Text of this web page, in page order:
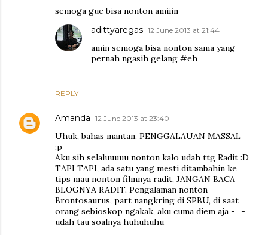
semoga gue bisa nonton amiiin
REPLY
adittyaregas 12 June 2013 at 21:44
amin semoga bisa nonton sama yang
pernah ngasih gelang #eh
Amanda 12 June 2013 at 23:40
Uhuk, bahas mantan. PENGGALAUAN MASSAL
:p
Aku sih selaluuuuu nonton kalo udah ttg Radit :D
TAPI TAPI, ada satu yang mesti ditambahin ke
tips mau nonton filmnya radit, JANGAN BACA
BLOGNYA RADIT. Pengalaman nonton
Brontosaurus, part nangkring di SPBU, di saat
orang sebioskop ngakak, aku cuma diem aja -_-
udah tau soalnya huhuhuhu